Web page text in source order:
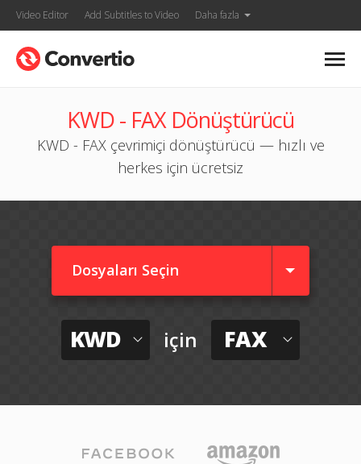
Video Editor Add Subtitles to Video Daha fazla
KWD - FAX Dönüştürücü
KWD - FAX çevrimiçi dönüştürücü — hızlı ve
herkes için ücretsiz
Dosyaları Seçin
KWD için FAX